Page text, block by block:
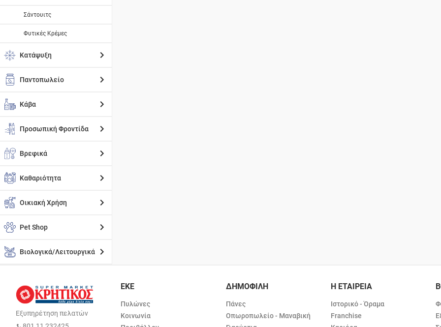
Σάντουιτς
Φυτικές Κρέμες
Κατάψυξη
Παντοπωλείο
Κάβα
Προσωπική Φροντίδα
Βρεφικά
Καθαριότητα
Οικιακή Χρήση
Pet Shop
Βιολογικά/Λειτουργικά
Εξυπηρέτηση πελατών
ΕΚΕ
Πυλώνες
Κοινωνία
ΔΗΜΟΦΙΛΗ
Πάνες
Οπωροπωλείο - Μαναβική
Η ΕΤΑΙΡΕΙΑ
Ιστορικό - Όραμα
Franchise